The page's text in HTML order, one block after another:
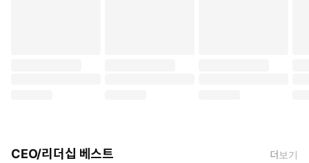
CEO/리더십 베스트 더보기